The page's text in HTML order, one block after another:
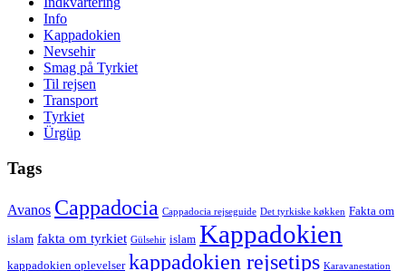
Info
Kappadokien
Nevsehir
Smag på Tyrkiet
Til rejsen
Transport
Tyrkiet
Ürgüp
Tags
Avanos Cappadocia Cappadocia rejseguide Det tyrkiske køkken Fakta om
islam fakta om tyrkiet Gülsehir islam Kappadokien
kappadokien oplevelser kappadokien rejsetips Karavanestation